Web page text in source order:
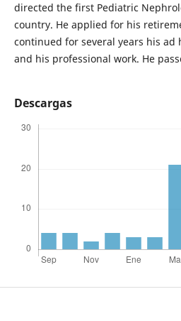
directed the first Pediatric
country. He applied for his
continued for several years his
and his professional work. He
Descargas